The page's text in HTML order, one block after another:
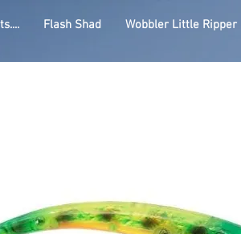
Flash Shad Wobbler Little Ripper